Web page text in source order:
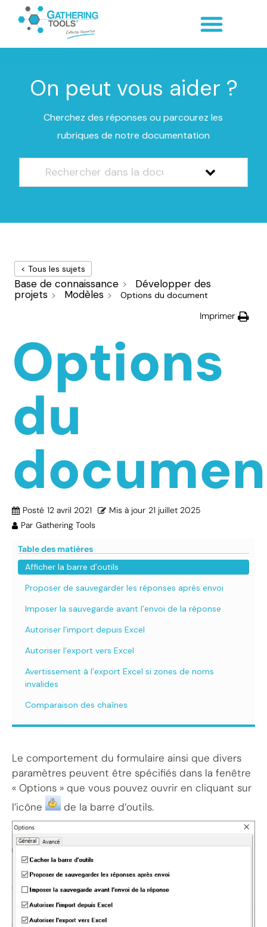
On peut vous aider ?
Cherchez des réponses ou parcourez les
rubriques de notre documentation
< Tous les sujets
Base de connaissance
Développer des
projets
Modèles Options du document
Imprimer
Options
du
Posté 12 avril 2021 Mis à jour 21 juillet 2025
Par Gathering Tools
Table des matières
Afficher la barre d’outils
Proposer de sauvegarder les réponses après envoi
Imposer la sauvegarde avant l’envoi de la réponse
Autoriser l’import depuis Excel
Autoriser l’export vers Excel
Avertissement à l’export Excel si zones de noms
invalides
Comparaison des chaînes
Le comportement du formulaire ainsi que divers
paramètres peuvent être spécifiés dans la fenêtre
« Options » que vous pouvez ouvrir en cliquant sur
l’icône
de la barre d’outils.